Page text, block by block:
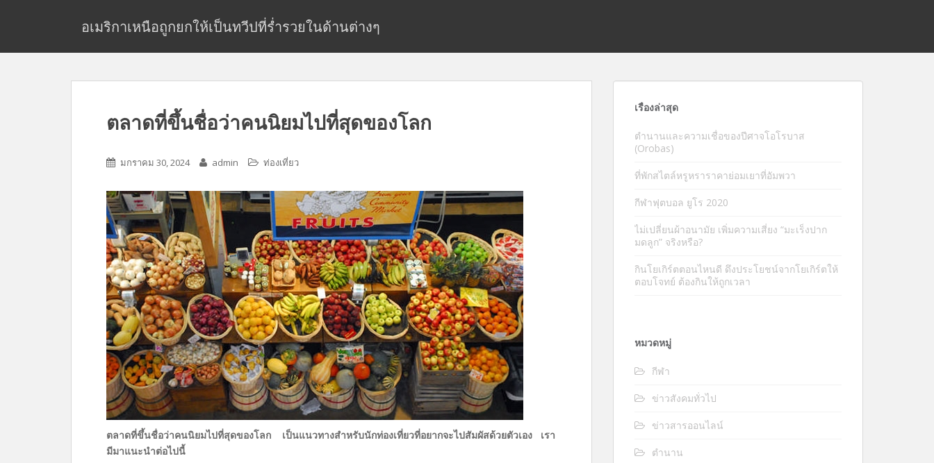
p
อเมริกาเหนือถูกยกให้เป็นทวีปที่ร่ำรวยในด้านต่างๆ
ตลาดที่ขึ้นชื่อว่าคนนิยมไปที่สุดของโลก
มกราคม 30, 2024 admin ท่องเที่ยว
ตลาดที่ขึ้นชื่อว่าคนนิยมไปที่สุดของโลก เป็นแนวทางสำหรับนักท่องเที่ยวที่อยากจะไปสัมผัสด้วยตัวเอง เรา
มีมาแนะนำต่อไปนี้
เรื่องล่าสุด
ตำนานและความเชื่อของปีศาจโอโรบาส
(Orobas)
ที่พักสไตล์หรูหราราคาย่อมเยาที่อัมพวา
กีฬาฟุตบอล ยูโร 2020
ไม่เปลี่ยนผ้าอนามัย เพิ่มความเสี่ยง “มะเร็งปาก
มดลูก” จริงหรือ?
กินโยเกิร์ตตอนไหนดี ดึงประโยชน์จากโยเกิร์ตให้
ตอบโจทย์ ต้องกินให้ถูกเวลา
หมวดหมู่
กีฬา
ข่าวสังคมทั่วไป
ข่าวสารออนไลน์
ตำนาน